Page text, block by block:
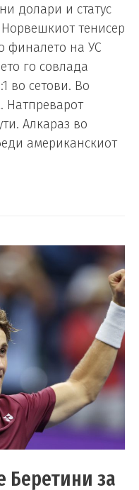
долари и статус
Норвешкиот тенисер
финалето на УС
го совлада
во сетови. Во
Натпреварот
Алкараз во
американскиот
Беретини за